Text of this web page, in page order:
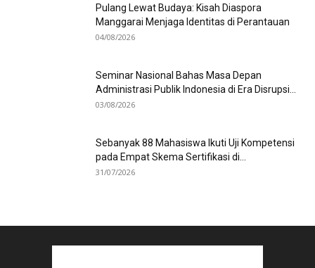
Pulang Lewat Budaya: Kisah Diaspora
Manggarai Menjaga Identitas di Perantauan
04/08/2026
Seminar Nasional Bahas Masa Depan
Administrasi Publik Indonesia di Era Disrupsi...
03/08/2026
Sebanyak 88 Mahasiswa Ikuti Uji Kompetensi
pada Empat Skema Sertifikasi di...
31/07/2026